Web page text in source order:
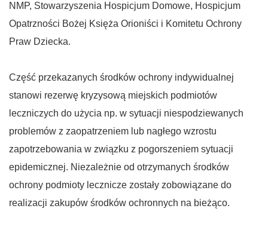
NMP, Stowarzyszenia Hospicjum Domowe, Hospicjum
Opatrzności Bożej Księża Orioniści i Komitetu Ochrony
Praw Dziecka.
Część przekazanych środków ochrony indywidualnej
stanowi rezerwę kryzysową miejskich podmiotów
leczniczych do użycia np. w sytuacji niespodziewanych
problemów z zaopatrzeniem lub nagłego wzrostu
zapotrzebowania w związku z pogorszeniem sytuacji
epidemicznej. Niezależnie od otrzymanych środków
ochrony podmioty lecznicze zostały zobowiązane do
realizacji zakupów środków ochronnych na bieżąco.